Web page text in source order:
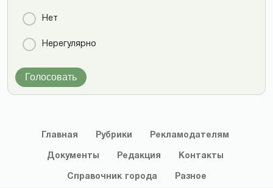
Нет
Нерегулярно
Голосовать
Главная Рубрики Рекламодателям
Документы Редакция Контакты
Справочник города Разное